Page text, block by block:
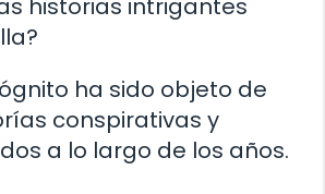
historias intrigantes
ha sido objeto de
conspirativas y
a lo largo de los años.